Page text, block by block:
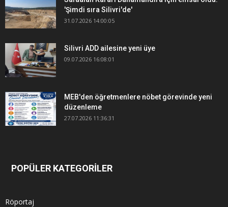
'Şimdi sıra Silivri'de'
31.07.2026 14:00:05
Silivri ADD ailesine yeni üye
09.07.2026 16:08:01
MEB'den öğretmenlere nöbet görevinde yeni
düzenleme
27.07.2026 11:36:31
POPÜLER KATEGORİLER
Röportaj